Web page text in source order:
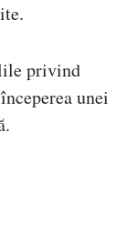
privind
unei